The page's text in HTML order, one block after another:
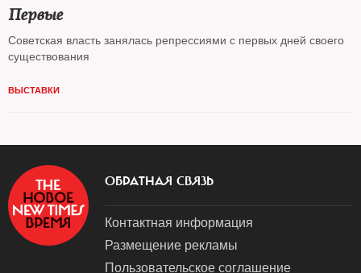
Первые
Советская власть занялась репрессиями с первых дней своего
существования
ВЫСТАВКИ
ОБРАТНАЯ СВЯЗЬ
Контактная информация
Размещение рекламы
Пользовательское соглашение